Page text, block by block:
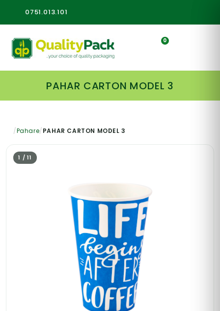
0751.013.101
0
PAHAR CARTON MODEL 3
/Pahare/PAHAR CARTON MODEL 3
1 / 11